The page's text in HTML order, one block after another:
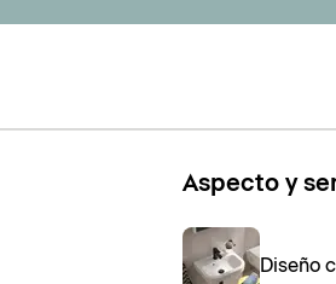
Aspecto y
Diseño